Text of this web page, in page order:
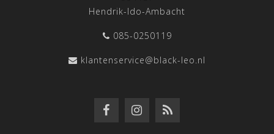
Hendrik-Ido-Ambacht
085-0250119
klantenservice@black-leo.nl